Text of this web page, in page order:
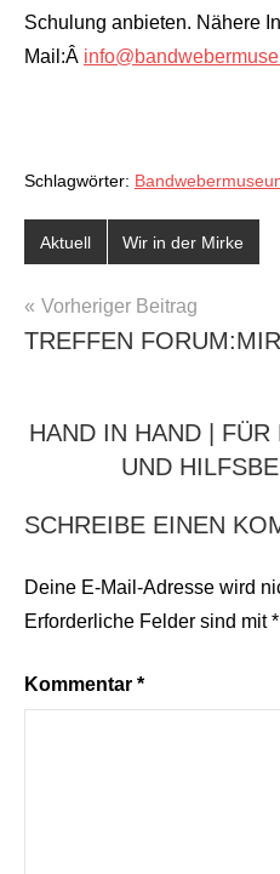
Schulung anbieten. Nähere
Mail:Â
Schlagwörter:
Aktuell Wir in der Mirke
Vorheriger Beitrag
TREFFEN
HAND IN HAND |
UND
SCHREIBE EINEN
Deine E-Mail-Adresse wird
Erforderliche Felder sind mit*
Kommentar *